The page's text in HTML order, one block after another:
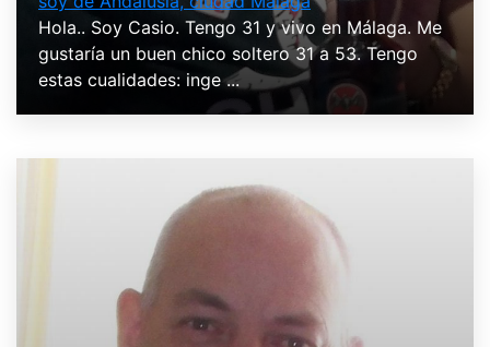
Hola.. Soy Casio. Tengo 31 y vivo en Málaga. Me
gustaría un buen chico soltero 31 a 53. Tengo
estas cualidades: inge ...